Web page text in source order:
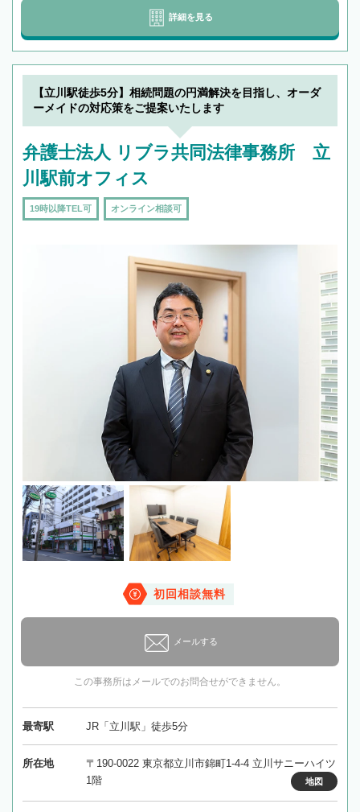
詳細を見る
【立川駅徒歩5分】相続問題の円満解決を目指し、オーダ
ーメイドの対応策をご提案いたします
弁護士法人 リブラ共同法律事務所 立
川駅前オフィス
19時以降TEL可 オンライン相談可
初回相談無料
メールする
この事務所はメールでのお問合せができません。
最寄駅 JR「立川駅」徒歩5分
所在地
〒190-0022 東京都立川市錦町1-4-4 立川サニーハイツ
1階
地図